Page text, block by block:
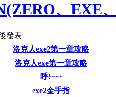
、EXE
發表
洛克人exe2第一章攻略
洛克人exe第一章攻略
呼!~~~
exe2金手指